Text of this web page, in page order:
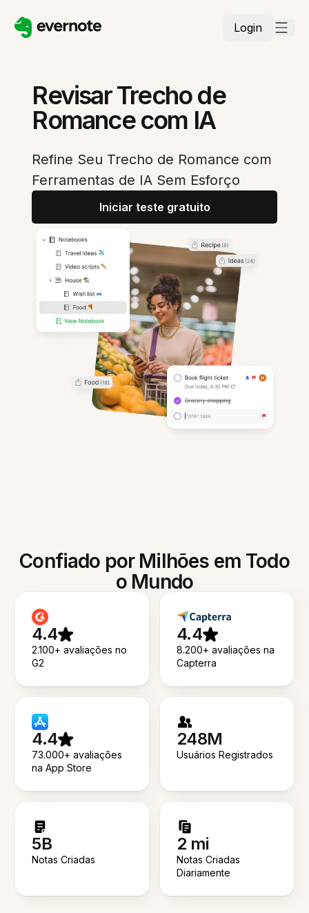
Login
Revisar Trecho de
Romance com IA
Refine Seu Trecho de Romance com
Ferramentas de IA Sem Esforço
Iniciar teste gratuito
Confiado por Milhões em Todo
o Mundo
4.4
2.100+ avaliações no
G2
4.4
8.200+ avaliações na
Capterra
4.4
73.000+ avaliações
na App Store
248M
Usuários Registrados
5B
Notas Criadas
2 mi
Notas Criadas
Diariamente